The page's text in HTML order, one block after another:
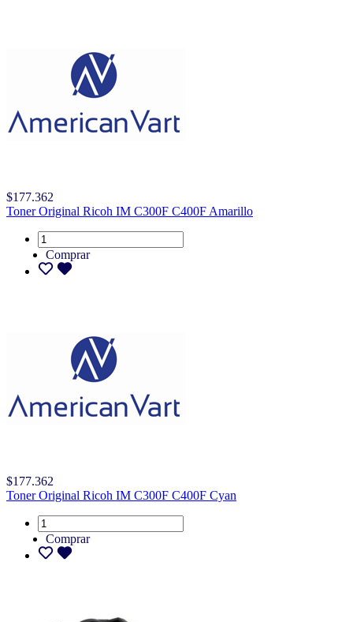
$177.362
Toner Original Ricoh IM C300F C400F Amarillo
Comprar
$177.362
Toner Original Ricoh IM C300F C400F Cyan
Comprar